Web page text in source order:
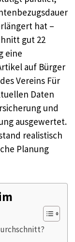
hat –
gut 22
eine
auf Bürger
Vereins Für
Daten
und
ausgewertet.
realistisch
Planung